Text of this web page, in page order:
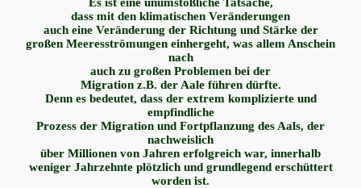
dass mit den klimatischen Veränderungen
auch eine Veränderung der Richtung und Stärke der
großen Meeresströmungen einhergeht, was allem Anschein
nach
auch zu großen Problemen bei der
Migration z.B. der Aale führen dürfte.
Denn es bedeutet, dass der extrem komplizierte und
empfindliche
Prozess der Migration und Fortpflanzung des Aals, der
nachweislich
über Millionen von Jahren erfolgreich war, innerhalb
weniger Jahrzehnte plötzlich und grundlegend erschüttert
worden ist.